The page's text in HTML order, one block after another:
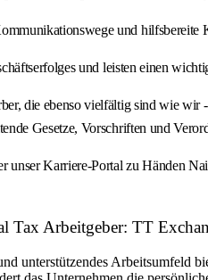
und hilfsbereite
und leisten einen
die ebenso vielfältig sind wie
Gesetze, Vorschriften und
unser Karriere-Portal zu Händen
Tax Arbeitgeber: TT
unterstützendes